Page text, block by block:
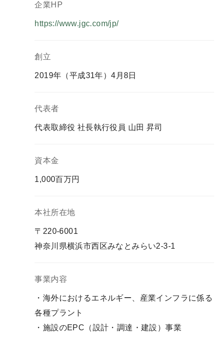
企業HP
https://www.jgc.com/jp/
創立
2019年（平成31年）4月8日
代表者
代表取締役 社長執行役員 山田 昇司
資本金
1,000百万円
本社所在地
〒220-6001
神奈川県横浜市西区みなとみらい2-3-1
事業内容
・海外におけるエネルギー、産業インフラに係る
各種プラント
・施設のEPC（設計・調達・建設）事業